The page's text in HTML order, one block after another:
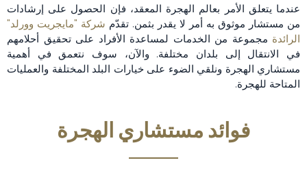
عندما يتعلق الأمر بعالم الهجرة المعقد، فإن الحصول على إرشادات
من مستشار موثوق به أمر لا يقدر بثمن. تقدّم شركة "مايجريت وورلد"
الرائدة مجموعة من الخدمات لمساعدة الأفراد على تحقيق أحلامهم
في الانتقال إلى بلدان مختلفة. والآن، سوف نتعمق في أهمية
مستشاري الهجرة ونلقي الضوء على خيارات البلد المختلفة والعمليات
المتاحة للهجرة.
فوائد مستشاري الهجرة